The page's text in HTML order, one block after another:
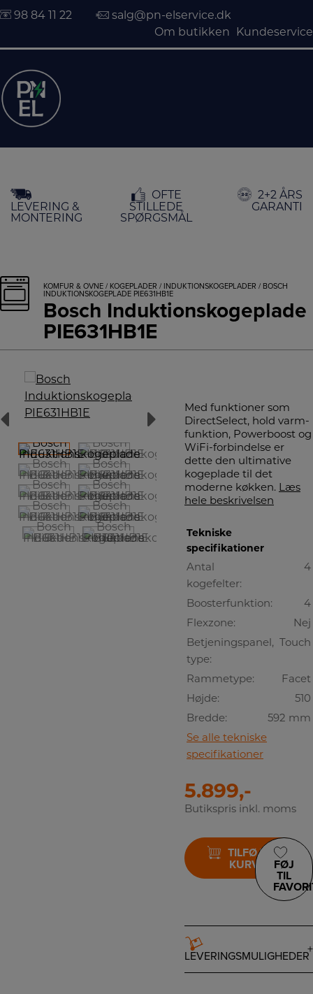
indholdet
98 84 11 22
salg@pn-elservice.dk
Om butikken
Kundeservice
LEVERING &
MONTERING
OFTE
STILLEDE
SPØRGSMÅL
2+2 ÅRS
GARANTI
KOMFUR & OVNE / KOGEPLADER / INDUKTIONSKOGEPLADER / BOSCH
INDUKTIONSKOGEPLADE PIE631HB1E
Bosch Induktionskogeplade
PIE631HB1E
Med funktioner som
DirectSelect, hold varm-
funktion, Powerboost og
WiFi-forbindelse er
dette den ultimative
kogeplade til det
moderne køkken. Læs
hele beskrivelsen
Tekniske
specifikationer
Antal
kogefelter:
4
Boosterfunktion:
4
Flexzone:
Nej
Betjeningspanel,
type:
Touch
Rammetype:
Facet
Højde:
510
Bredde:
592 mm
Se alle tekniske
specifikationer
5.899,-
Butikspris inkl. moms
TILFØJ TIL
KURV
FØJ
TIL
LEVERINGSMULIGHEDER